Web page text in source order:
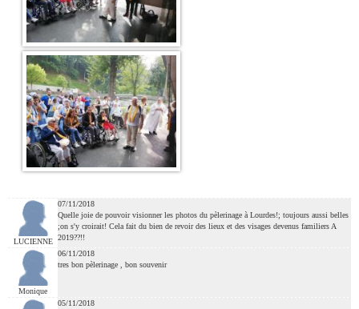
LUCIENNE
07/11/2018
Quelle joie de pouvoir visionner les photos du pèlerinage à Lourdes!; toujours aussi belles
;on s'y croirait! Cela fait du bien de revoir des lieux et des visages devenus familiers A
2019??!!
Monique
06/11/2018
tres bon pèlerinage , bon souvenir
05/11/2018